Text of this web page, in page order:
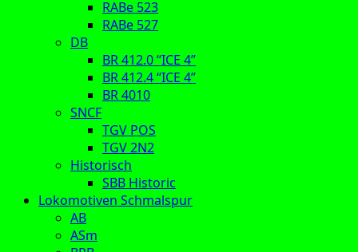
RABe 523
RABe 527
DB
BR 412.0 “ICE 4”
BR 412.4 “ICE 4”
BR 4010
SNCF
TGV POS
TGV 2N2
Historisch
SBB Historic
Lokomotiven Schmalspur
AB
ASm